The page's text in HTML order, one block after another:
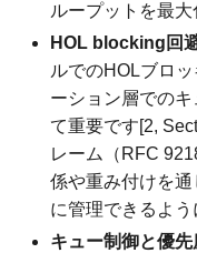
ループットを最大
HOL blocking回
ルでのHOLブロ
ーション層での
て重要です[2,
レーム（RFC
係や重み付けを
に管理できるよう
キュー制御と優先